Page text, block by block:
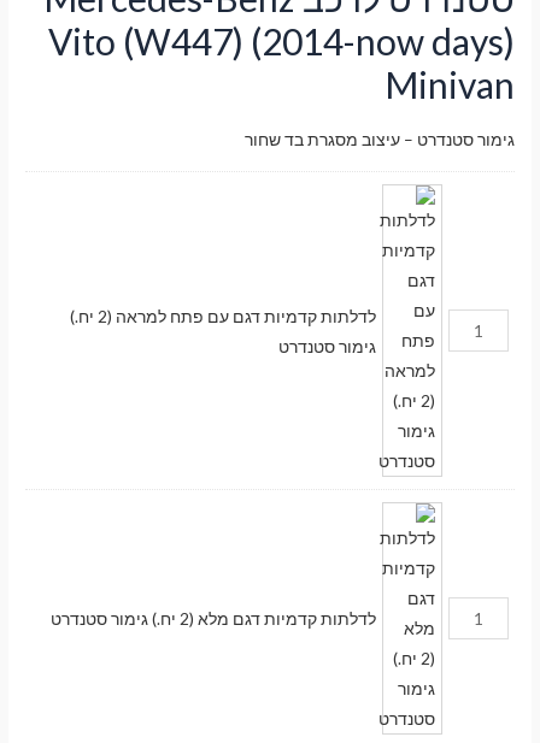
Vito (W447) (2014-now days)
Minivan
גימור סטנדרט – עיצוב מסגרת בד שחור
לדלתות קדמיות דגם עם פתח למראה (2 יח.)
גימור סטנדרט
לדלתות קדמיות דגם מלא (2 יח.) גימור סטנדרט